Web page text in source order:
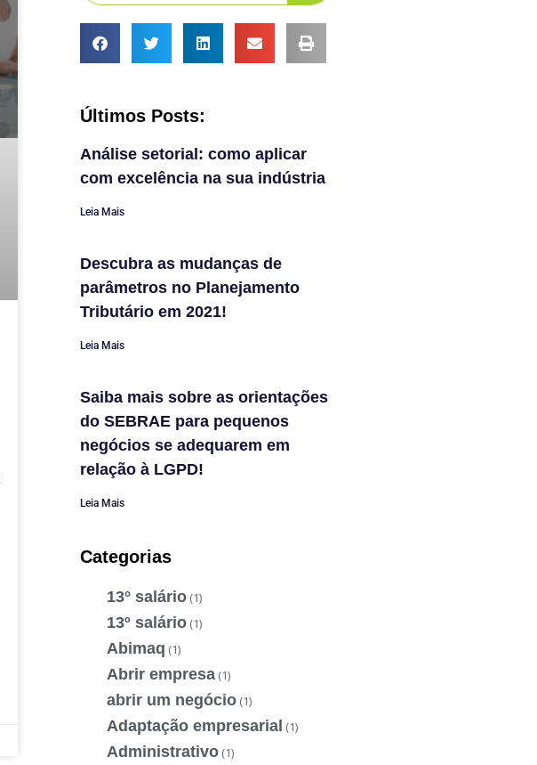
Últimos Posts:
Análise setorial: como aplicar
com excelência na sua indústria
Leia Mais
Descubra as mudanças de
parâmetros no Planejamento
Tributário em 2021!
Leia Mais
Saiba mais sobre as orientações
do SEBRAE para pequenos
negócios se adequarem em
relação à LGPD!
Leia Mais
Categorias
13° salário (1)
13º salário (1)
Abimaq (1)
Abrir empresa (1)
abrir um negócio (1)
Adaptação empresarial (1)
Administrativo (1)